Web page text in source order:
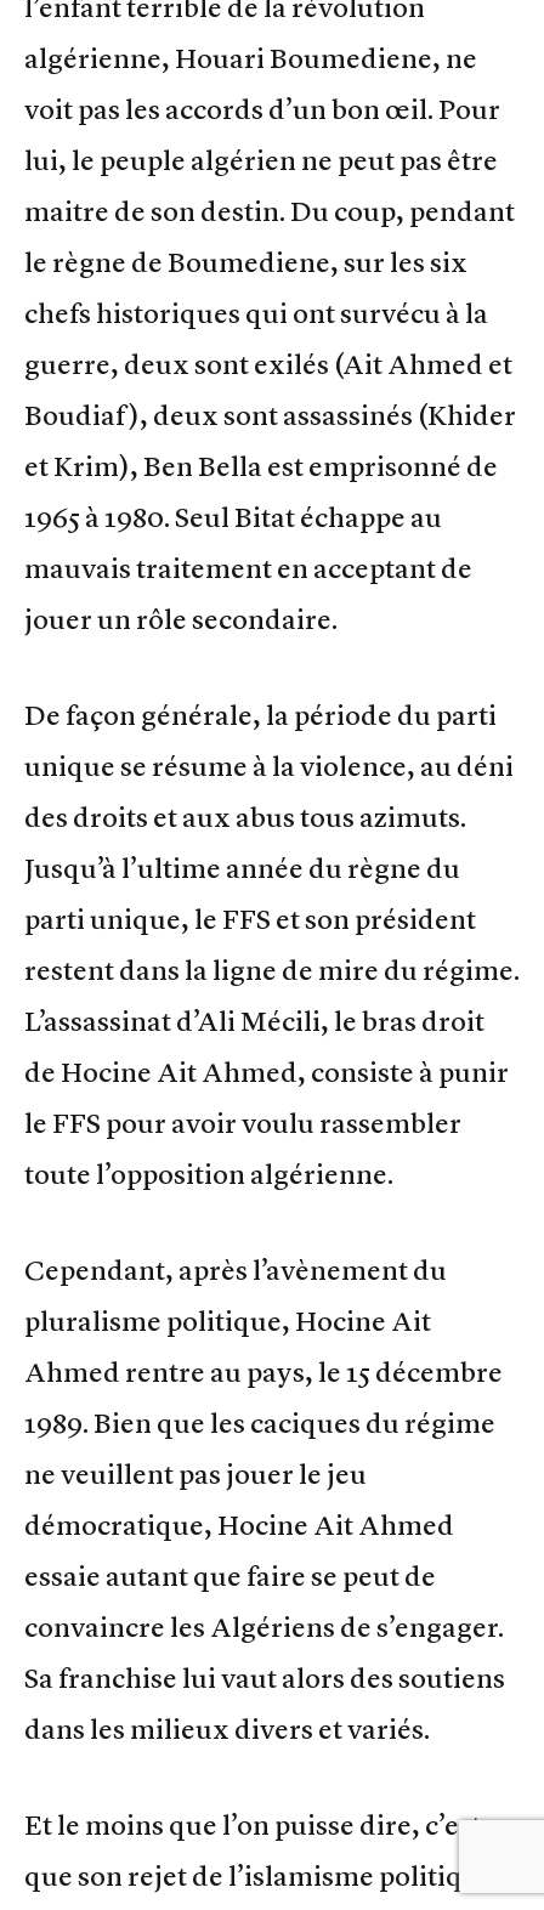
l’enfant terrible de la révolution
algérienne, Houari Boumediene, ne
voit pas les accords d’un bon œil. Pour
lui, le peuple algérien ne peut pas être
maitre de son destin. Du coup, pendant
le règne de Boumediene, sur les six
chefs historiques qui ont survécu à la
guerre, deux sont exilés (Ait Ahmed et
Boudiaf), deux sont assassinés (Khider
et Krim), Ben Bella est emprisonné de
1965 à 1980. Seul Bitat échappe au
mauvais traitement en acceptant de
jouer un rôle secondaire.
De façon générale, la période du parti
unique se résume à la violence, au déni
des droits et aux abus tous azimuts.
Jusqu’à l’ultime année du règne du
parti unique, le FFS et son président
restent dans la ligne de mire du régime.
L’assassinat d’Ali Mécili, le bras droit
de Hocine Ait Ahmed, consiste à punir
le FFS pour avoir voulu rassembler
toute l’opposition algérienne.
Cependant, après l’avènement du
pluralisme politique, Hocine Ait
Ahmed rentre au pays, le 15 décembre
1989. Bien que les caciques du régime
ne veuillent pas jouer le jeu
démocratique, Hocine Ait Ahmed
essaie autant que faire se peut de
convaincre les Algériens de s’engager.
Sa franchise lui vaut alors des soutiens
dans les milieux divers et variés.
Et le moins que l’on puisse dire, c’est
que son rejet de l’islamisme politique –